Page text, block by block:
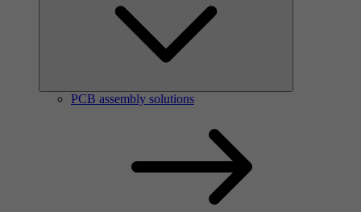
PCB assembly solutions